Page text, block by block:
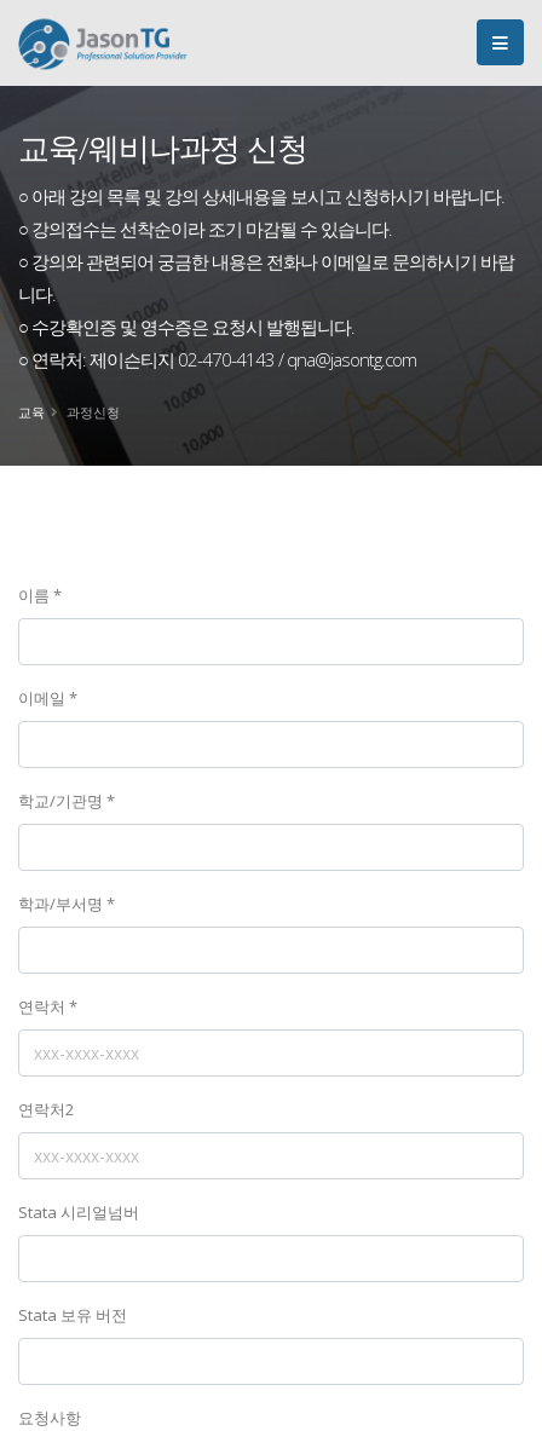
교육/웨비나과정 신청
○ 아래 강의 목록 및 강의 상세내용을 보시고 신청하시기 바랍니다.
○ 강의접수는 선착순이라 조기 마감될 수 있습니다.
○ 강의와 관련되어 궁금한 내용은 전화나 이메일로 문의하시기 바랍
니다.
○ 수강확인증 및 영수증은 요청시 발행됩니다.
○ 연락처: 제이슨티지 02-470-4143 / qna@jasontg.com
교육 과정신청
이름 *
이메일 *
학교/기관명 *
학과/부서명 *
연락처 *
연락처2
Stata 시리얼넘버
Stata 보유 버전
요청사항